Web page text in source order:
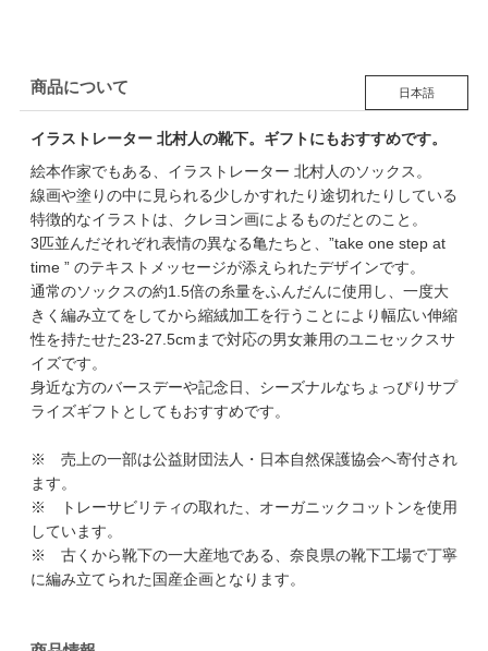
商品について 日本語
イラストレーター 北村人の靴下。ギフトにもおすすめです。
絵本作家でもある、イラストレーター 北村人のソックス。
線画や塗りの中に見られる少しかすれたり途切れたりしている
特徴的なイラストは、クレヨン画によるものだとのこと。
3匹並んだそれぞれ表情の異なる亀たちと、”take one step at
time ” のテキストメッセージが添えられたデザインです。
通常のソックスの約1.5倍の糸量をふんだんに使用し、一度大
きく編み立てをしてから縮絨加工を行うことにより幅広い伸縮
性を持たせた23-27.5cmまで対応の男女兼用のユニセックスサ
イズです。
身近な方のバースデーや記念日、シーズナルなちょっぴりサプ
ライズギフトとしてもおすすめです。
※ 売上の一部は公益財団法人・日本自然保護協会へ寄付され
ます。
※ トレーサビリティの取れた、オーガニックコットンを使用
しています。
※ 古くから靴下の一大産地である、奈良県の靴下工場で丁寧
に編み立てられた国産企画となります。